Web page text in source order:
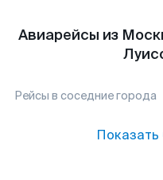
Авиарейсы из
Рейсы в соседние города